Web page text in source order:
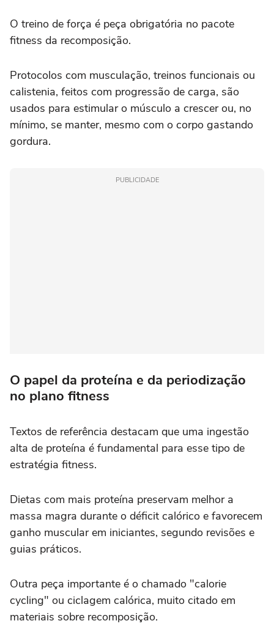
O treino de força é peça obrigatória no pacote
fitness da recomposição.
Protocolos com musculação, treinos funcionais ou
calistenia, feitos com progressão de carga, são
usados para estimular o músculo a crescer ou, no
mínimo, se manter, mesmo com o corpo gastando
gordura.
PUBLICIDADE
O papel da proteína e da periodização
no plano fitness
Textos de referência destacam que uma ingestão
alta de proteína é fundamental para esse tipo de
estratégia fitness.
Dietas com mais proteína preservam melhor a
massa magra durante o déficit calórico e favorecem
ganho muscular em iniciantes, segundo revisões e
guias práticos.
Outra peça importante é o chamado "calorie
cycling" ou ciclagem calórica, muito citado em
materiais sobre recomposição.